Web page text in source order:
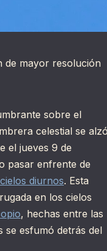
de mayor resolución
sobre el
celestial se alzó
el jueves 9 de
pasar enfrente de
diurnos. Esta
en los cielos
, hechas entre las
se esfumó detrás del